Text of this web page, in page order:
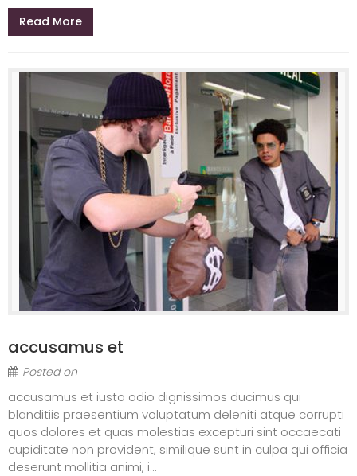
Read More
accusamus et
Posted on
accusamus et iusto odio dignissimos ducimus qui
blanditiis praesentium voluptatum deleniti atque corrupti
quos dolores et quas molestias excepturi sint occaecati
cupiditate non provident, similique sunt in culpa qui officia
deserunt mollitia animi, i...